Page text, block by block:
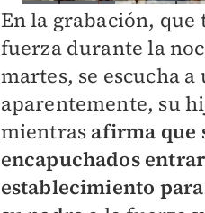
En la grabación, que
fuerza durante la
martes, se escucha
aparentemente, su
mientras afirma que
encapuchados
establecimiento